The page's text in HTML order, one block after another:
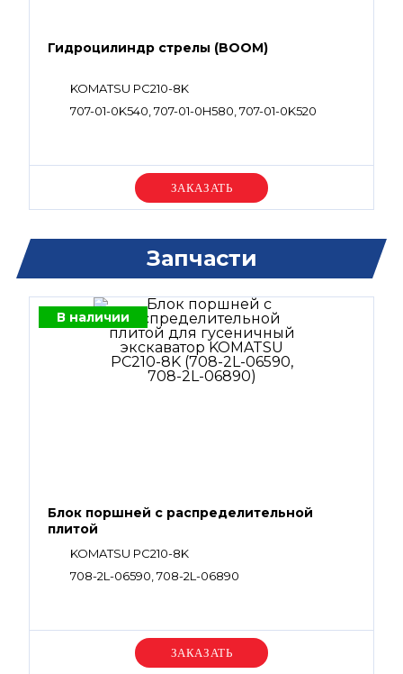
Гидроцилиндр стрелы (BOOM)
KOMATSU PC210-8K
707-01-0K540, 707-01-0H580, 707-01-0K520
Уточняйте цену
Запчасти
В наличии
Блок поршней c распределительной
плитой
KOMATSU PC210-8K
708-2L-06590, 708-2L-06890
Уточняйте цену